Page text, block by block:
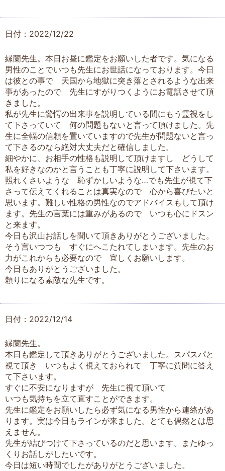
日付：2022/12/22
縁蘭先生。本日お昼に鑑定をお願いした者です。気になる
男性のことでいつも先生にお世話になっております。今日
は彼との事で 天国から地獄に突き落とされるような出来
事があったので 先生にすがりつくようにお電話させて頂
きました。
私が先生に驚愕の出来事を説明している間にもう霊視をし
て下さっていて 何の問題もないと言って頂けました。先
生に全幅の信頼を置いていますので先生が問題ないと言っ
て下さるのなら絶対大丈夫だと確信しました。
細やかに、お相手の性格も説明して頂けますし どうして
私を好きなのかと言うことも丁寧に説明して下さいます。
照れくさいような 恥ずかしいような…でも先生が視て下
さって伝えてくれることは真実なので 心から喜びたいと
思います。難しい性格の男性なのでアドバイスもして頂け
ます。先生の言葉には重みがあるので いつも心にドスン
と来ます。
今日も沢山お話しを聞いて頂きありがとうございました。
そう言いつつも すぐにへこたれてしまいます。先生のお
力がこれからも必要なので 宜しくお願いします。
今日もありがとうございました。
頼りになる素敵な先生です。
日付：2022/12/14
縁蘭先生。
本日も鑑定して頂きありがとうございました。スパスパと
視て頂き いつもよく視えておられて 丁寧に質問に答え
て下さいます。
すぐに不安になりますが 先生に視て頂いて
いつも気持ちを立て直すことができます。
先生に鑑定をお願いしたら必ず気になる男性から連絡があ
ります。実は今日もラインが来ました。とても偶然とは思
えません。
先生が結びつけて下さっているのだと思います。またゆっ
くりお話しがしたいです。
今日は短い時間でしたがありがとうございました。